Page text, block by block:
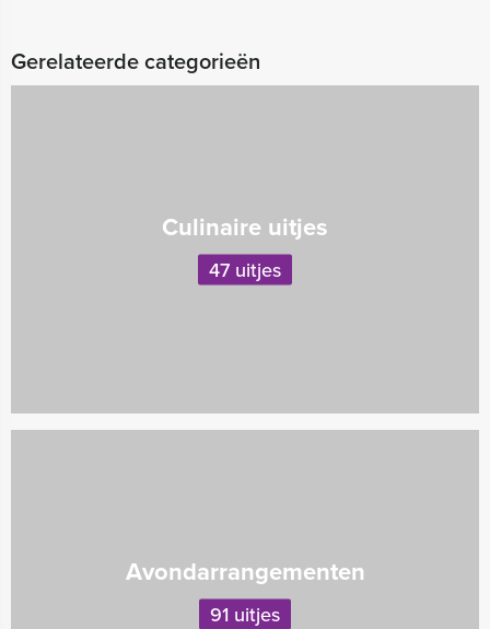
Gerelateerde categorieën
Culinaire uitjes
47 uitjes
Avondarrangementen
91 uitjes